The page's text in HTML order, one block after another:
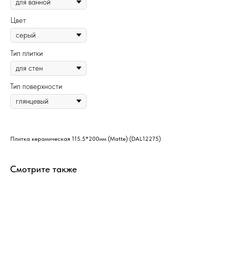
Цвет
Тип плитки
Тип поверхности
Плитка керамическая 115.5*200мм (Matte) (DAL12275)
Смотрите также